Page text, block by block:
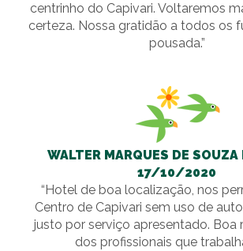
centrinho do Capivari. Voltaremos
certeza. Nossa gratidão a todos os
pousada.”
WALTER MARQUES DE SOUZA
17/10/2020
“Hotel de boa localização, nos
Centro de Capivari sem uso de
justo por serviço apresentado. Boa
dos profissionais que